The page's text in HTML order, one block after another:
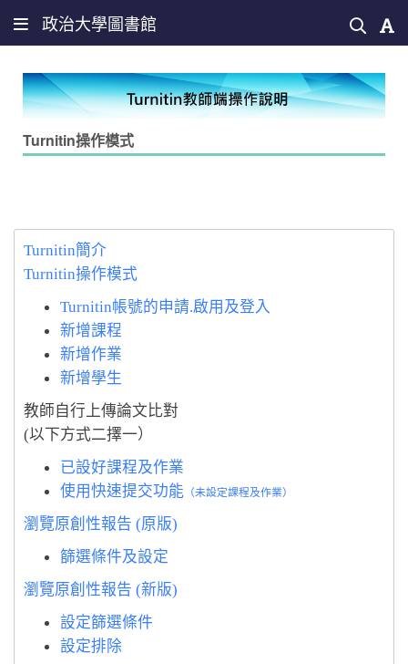
政治大學圖書館
Turnitin操作模式
Turnitin簡介
Turnitin操作模式
Turnitin帳號的申請.啟用及登入
新增課程
新增作業
新增學生
教師自行上傳論文比對
(以下方式二擇一）
已設好課程及作業
使用快速提交功能 （未設定課程及作業）
瀏覽原創性報告 (原版)
篩選條件及設定
瀏覽原創性報告 (新版)
設定篩選條件
設定排除